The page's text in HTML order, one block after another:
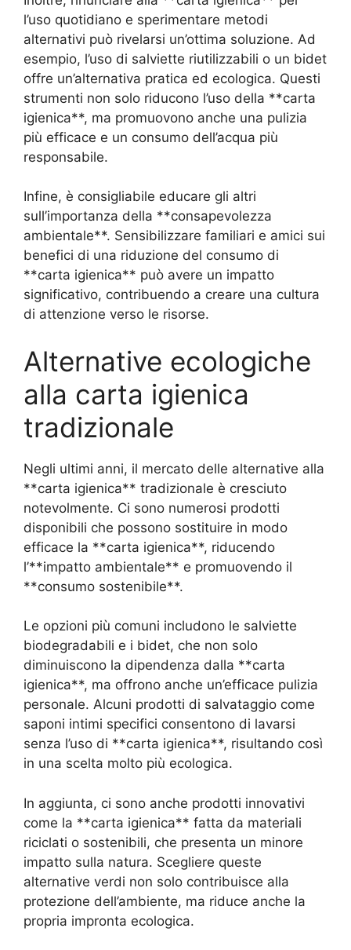
l’uso quotidiano e sperimentare metodi
alternativi può rivelarsi un’ottima soluzione. Ad
esempio, l’uso di salviette riutilizzabili o un bidet
offre un’alternativa pratica ed ecologica. Questi
strumenti non solo riducono l’uso della **carta
igienica**, ma promuovono anche una pulizia
più efficace e un consumo dell’acqua più
responsabile.
Infine, è consigliabile educare gli altri
sull’importanza della **consapevolezza
ambientale**. Sensibilizzare familiari e amici sui
benefici di una riduzione del consumo di
**carta igienica** può avere un impatto
significativo, contribuendo a creare una cultura
di attenzione verso le risorse.
Alternative ecologiche
alla carta igienica
tradizionale
Negli ultimi anni, il mercato delle alternative alla
**carta igienica** tradizionale è cresciuto
notevolmente. Ci sono numerosi prodotti
disponibili che possono sostituire in modo
efficace la **carta igienica**, riducendo
l’**impatto ambientale** e promuovendo il
**consumo sostenibile**.
Le opzioni più comuni includono le salviette
biodegradabili e i bidet, che non solo
diminuiscono la dipendenza dalla **carta
igienica**, ma offrono anche un’efficace pulizia
personale. Alcuni prodotti di salvataggio come
saponi intimi specifici consentono di lavarsi
senza l’uso di **carta igienica**, risultando così
in una scelta molto più ecologica.
In aggiunta, ci sono anche prodotti innovativi
come la **carta igienica** fatta da materiali
riciclati o sostenibili, che presenta un minore
impatto sulla natura. Scegliere queste
alternative verdi non solo contribuisce alla
protezione dell’ambiente, ma riduce anche la
propria impronta ecologica.